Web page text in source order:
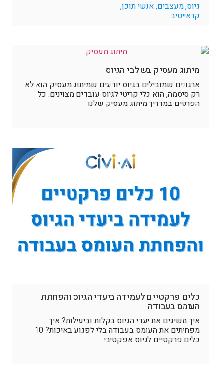
גיוס, מעצבים, אנשי תוכן,
קראייטיב
מיתוג מעסיק בשלבי הגיוס
ארגונים שמובילים בגיוס יודעים שמיתוג מעסיק הוא לא
רק סיסמה, הוא כלי קריטי לגיוס עובדים מצוינים. כל
הפרטים במדריך מיתוג מעסיק שלנו
כלים פרקטיים לעמידה ביעדי הגיוס והפחתת
העומס בעבודה
איך משיגים את יעדי הגיוס בקלות וביעילות? איך
מפחיתים את העומס בעבודה בלי לפגוע באיכות? 10
כלים פרקטיים לגיוס אפקטיבי.